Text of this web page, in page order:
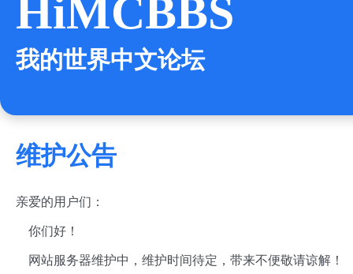
HiMCBBS
我的世界中文论坛
维护公告
亲爱的用户们：
你们好！
网站服务器维护中，维护时间待定，带来不便敬请谅解！